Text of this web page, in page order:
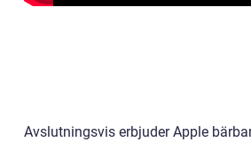
Avslutningsvis erbjuder Apple